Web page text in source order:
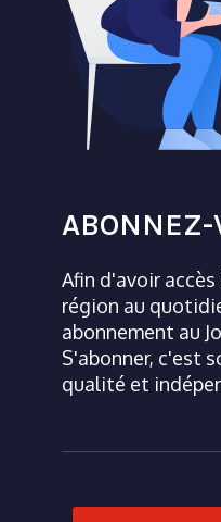
ABONNEZ-
Afin d'avoir
région au
abonnement au
S'abonner, c'est
qualité et